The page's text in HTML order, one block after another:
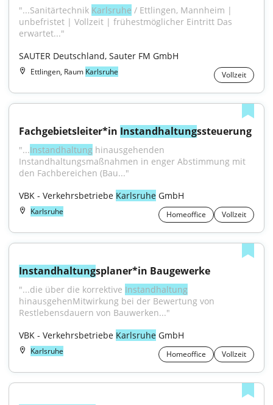
"...Sanitärtechnik Karlsruhe / Ettlingen, Mannheim |
unbefristet | Vollzeit | frühestmöglicher Eintritt Das
erwartet..."
SAUTER Deutschland, Sauter FM GmbH
Ettlingen, Raum Karlsruhe Vollzeit
Fachgebietsleiter*in Instandhaltungssteuerung
"...Instandhaltung hinausgehenden
Instandhaltungsmaßnahmen in enger Abstimmung mit
den Fachbereichen (Bau..."
VBK - Verkehrsbetriebe Karlsruhe GmbH
Karlsruhe Homeoffice Vollzeit
Instandhaltungsplaner*in Baugewerke
"...die über die korrektive Instandhaltung
hinausgehenMitwirkung bei der Bewertung von
Restlebensdauern von Bauwerken..."
VBK - Verkehrsbetriebe Karlsruhe GmbH
Karlsruhe Homeoffice Vollzeit